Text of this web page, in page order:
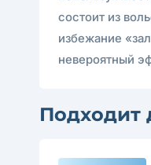
состоит из
избежание
невероятный
Подходит